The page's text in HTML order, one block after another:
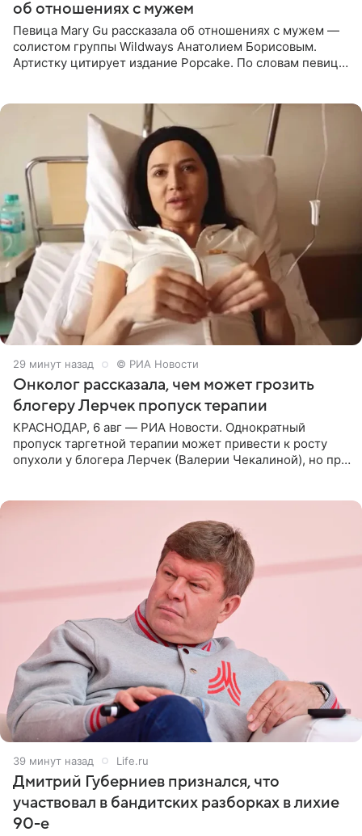
об отношениях с мужем
Певица Mary Gu рассказала об отношениях с мужем —
солистом группы Wildways Анатолием Борисовым.
Артистку цитирует издание Popcake. По словам певицы,
29 минут назад © РИА Новости
Онколог рассказала, чем может грозить
блогеру Лерчек пропуск терапии
КРАСНОДАР, 6 авг — РИА Новости. Однократный
пропуск таргетной терапии может привести к росту
опухоли у блогера Лерчек (Валерии Чекалиной), но при
39 минут назад Life.ru
Дмитрий Губерниев признался, что
участвовал в бандитских разборках в лихие
90-е